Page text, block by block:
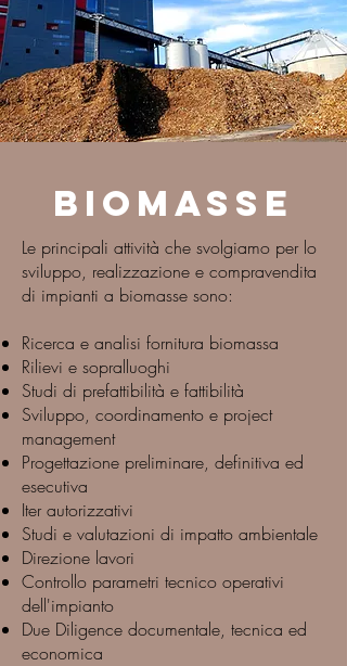
BIOMASSE
Le principali attività che svolgiamo per lo
sviluppo, realizzazione e compravendita
di impianti a biomasse sono:
Ricerca e analisi fornitura biomassa
Rilievi e sopralluoghi
Studi di prefattibilità e fattibilità
Sviluppo, coordinamento e project
management
Progettazione preliminare, definitiva ed
esecutiva
Iter autorizzativi
Studi e valutazioni di impatto ambientale
Direzione lavori
Controllo parametri tecnico operativi
dell'impianto
Due Diligence documentale, tecnica ed
economica